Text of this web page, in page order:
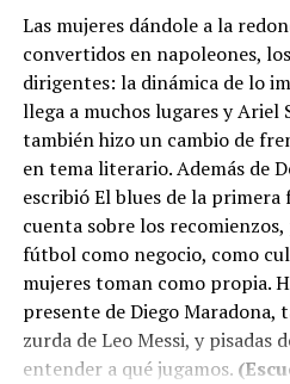
Las mujeres dándole a la
convertidos en napoleones,
dirigentes: la dinámica de lo
llega a muchos lugares y Ariel
también hizo un cambio de
en tema literario. Además de
escribió El blues de la
cuenta sobre los
fútbol como negocio, como
mujeres toman como propia.
presente de Diego Maradona,
zurda de Leo Messi, y
entender a qué jugamos.